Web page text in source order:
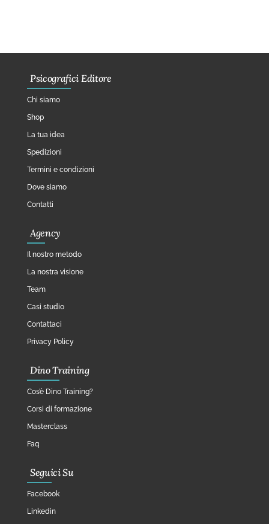
Psicografici Editore
Chi siamo
Shop
La tua idea
Spedizioni
Termini e condizioni
Dove siamo
Contatti
Agency
Il nostro metodo
La nostra visione
Team
Casi studio
Contattaci
Privacy Policy
Dino Training
Cos’è Dino Training?
Corsi di formazione
Masterclass
Faq
Seguici Su
Facebook
Linkedin